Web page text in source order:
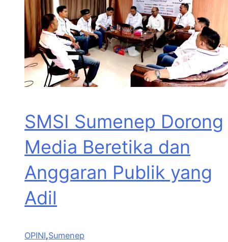
SMSI Sumenep Dorong
Media Beretika dan
Anggaran Publik yang
Adil
OPINI,Sumenep